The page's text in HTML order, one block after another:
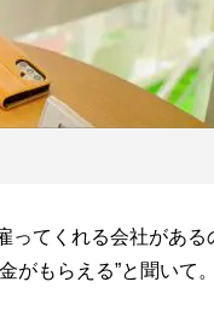
ってくれる会社があ
がもらえる”と聞いて